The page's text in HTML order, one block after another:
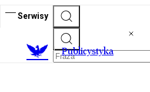
Serwisy
Publicystyka